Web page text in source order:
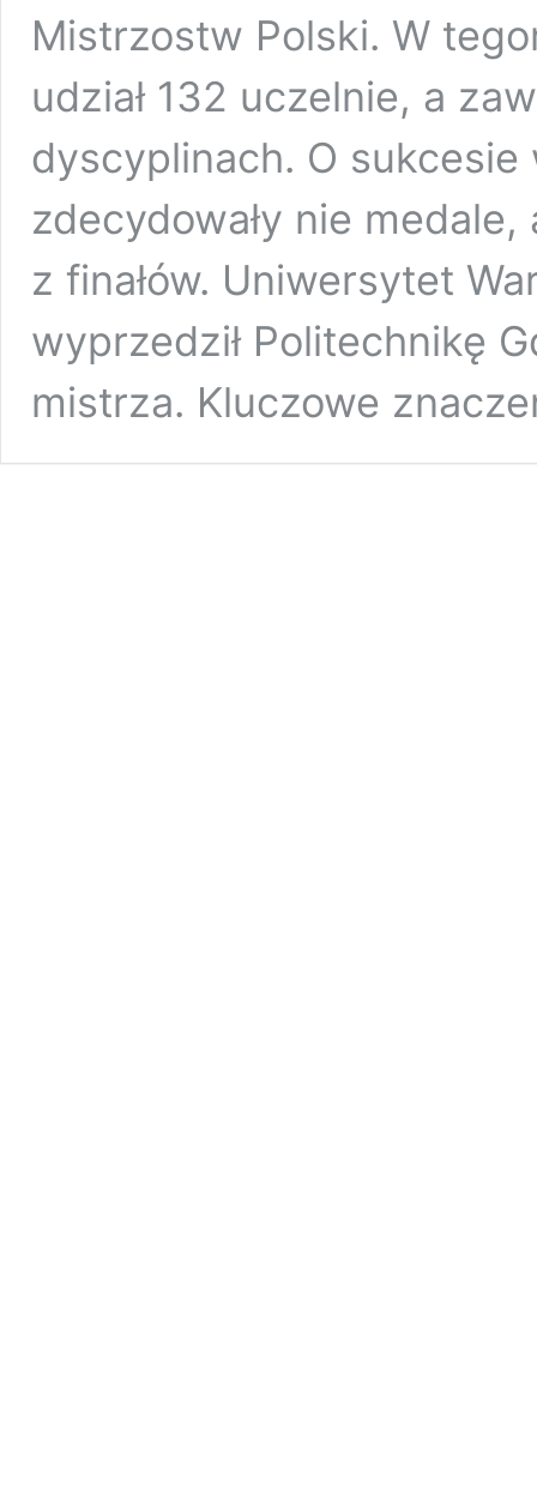
Mistrzostw Polski. W
udział 132 uczelnie, a
dyscyplinach. O
zdecydowały nie
z finałów. Uniwersytet
wyprzedził Politechnikę
mistrza. Kluczowe